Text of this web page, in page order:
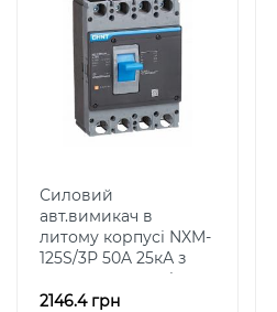
Силовий
авт.вимикач в
литому корпусі NXM-
125S/3Р 50A 25кА з
термомагн.розчіплювачем
2146.4 грн